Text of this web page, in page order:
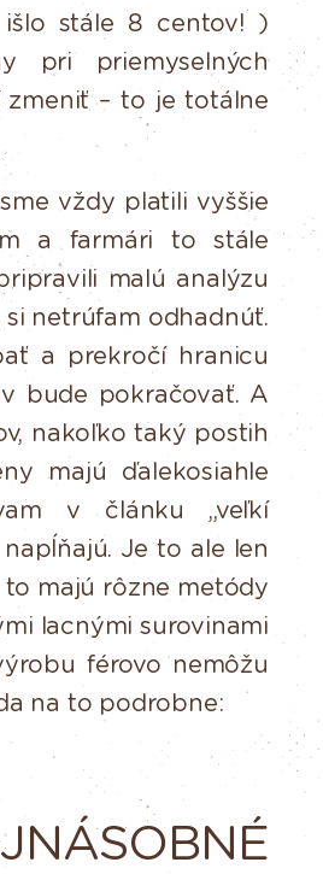
išlo stále 8 centov! )
pri
priemyselných
zmeniť – to je totálne
vždy platili vyššie
a farmári to stále
malú analýzu
netrúfam odhadnúť.
a prekročí hranicu
bude pokračovať. A
nakoľko taký postih
majú ďalekosiahle
v článku
„veľkí
napĺňajú. Je to ale len
majú rôzne metódy
lacnými surovinami
férovo nemôžu
na to podrobne: